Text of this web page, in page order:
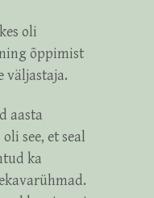
oli
õppimist
väljastaja.
aasta
see, et seal
ka